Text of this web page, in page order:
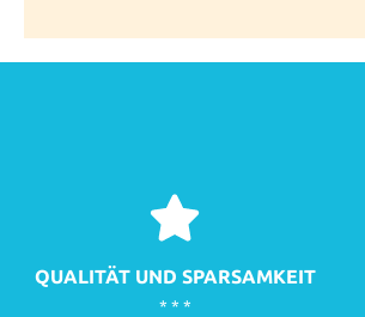
QUALITÄT UND SPARSAMKEIT
* * *